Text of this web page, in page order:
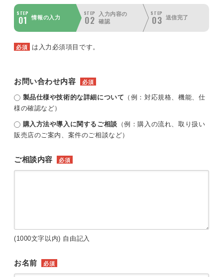
STEP
01 情報の入力
STEP
02
入力内容の
確認
STEP
03 送信完了
必須 は入力必須項目です。
お問い合わせ内容 必須
製品仕様や技術的な詳細について （例：対応規格、機能、仕
様の確認など）
購入方法や導入に関するご相談 （例：購入の流れ、取り扱い
販売店のご案内、案件のご相談など）
ご相談内容 必須
(1000文字以内) 自由記入
お名前 必須